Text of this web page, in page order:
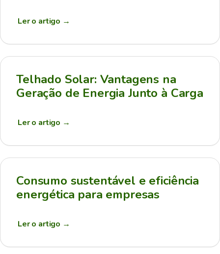
Ler o artigo →
Telhado Solar: Vantagens na
Geração de Energia Junto à Carga
Ler o artigo →
Consumo sustentável e eficiência
energética para empresas
Ler o artigo →